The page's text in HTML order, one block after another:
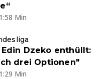
Min
Dzeko enthüllt:
drei Optionen"
Min